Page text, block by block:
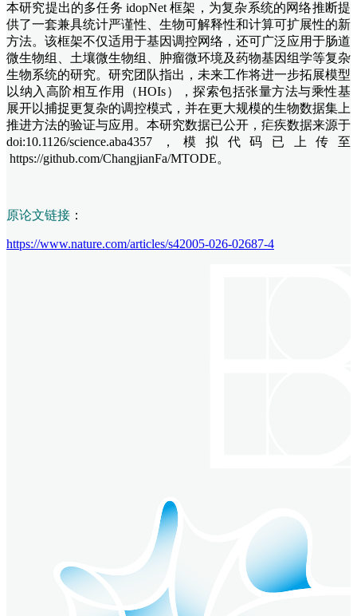
本研究提出的多任务 idopNet 框架，为复杂系统的网络推断提
供了一套兼具统计严谨性、生物可解释性和计算可扩展性的新
方法。该框架不仅适用于基因调控网络，还可广泛应用于肠道
微生物组、土壤微生物组、肿瘤微环境及药物基因组学等复杂
生物系统的研究。研究团队指出，未来工作将进一步拓展模型
以纳入高阶相互作用（HOIs），探索包括张量方法与乘性基
展开以捕捉更复杂的调控模式，并在更大规模的生物数据集上
推进方法的验证与应用。本研究数据已公开，疟疾数据来源于
doi:10.1126/science.aba4357，模拟代码已上传至
https://github.com/ChangjianFa/MTODE。
原论文链接 ：
https://www.nature.com/articles/s42005-026-02687-4